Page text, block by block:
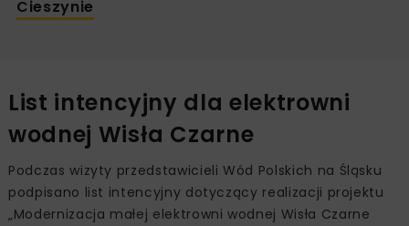
Cieszynie
List intencyjny dla elektrowni
wodnej Wisła Czarne
Podczas wizyty przedstawicieli Wód Polskich na Śląsku
podpisano list intencyjny dotyczący realizacji projektu
„Modernizacja małej elektrowni wodnej Wisła Czarne